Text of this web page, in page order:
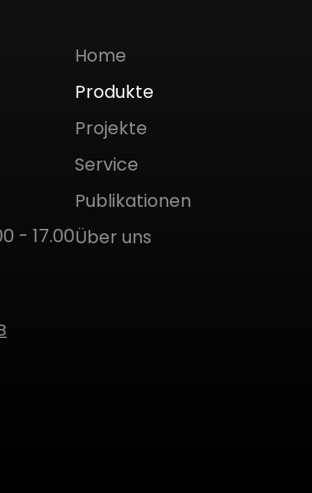
- 17.00
Home
Produkte
Projekte
Service
Publikationen
Über uns